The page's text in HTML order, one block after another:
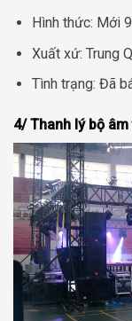
Hình thức: Mới
Xuất xứ: Trung
Tình trạng: Đã
4/ Thanh lý bộ